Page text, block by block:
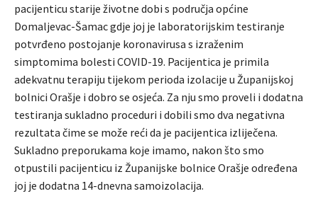
pacijenticu starije životne dobi s područja općine
Domaljevac-Šamac gdje joj je laboratorijskim testiranje
potvrđeno postojanje koronavirusa s izraženim
simptomima bolesti COVID-19. Pacijentica je primila
adekvatnu terapiju tijekom perioda izolacije u Županijskoj
bolnici Orašje i dobro se osjeća. Za nju smo proveli i dodatna
testiranja sukladno proceduri i dobili smo dva negativna
rezultata čime se može reći da je pacijentica izliječena.
Sukladno preporukama koje imamo, nakon što smo
otpustili pacijenticu iz Županijske bolnice Orašje određena
joj je dodatna 14-dnevna samoizolacija.